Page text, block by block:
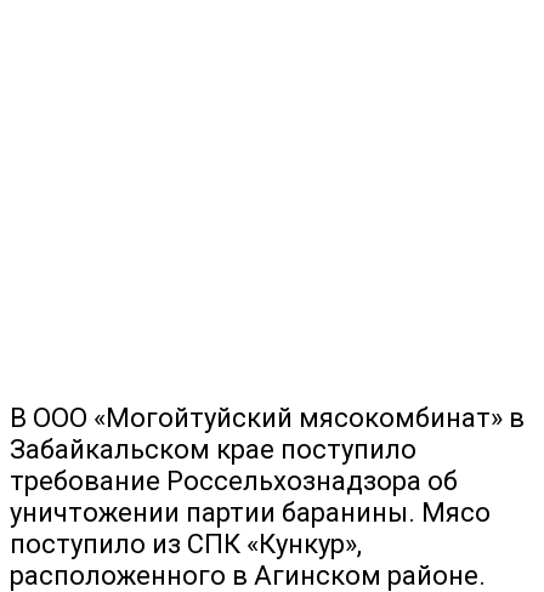
В ООО «Могойтуйский мясокомбинат» в
Забайкальском крае поступило
требование Россельхознадзора об
уничтожении партии баранины. Мясо
поступило из СПК «Кункур»,
расположенного в Агинском районе.